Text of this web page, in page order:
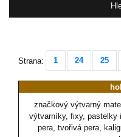
Strana: 1 24 25
značkový výtvarný
výtvarníky, fixy, pastelky
pera, tvořivá pera,